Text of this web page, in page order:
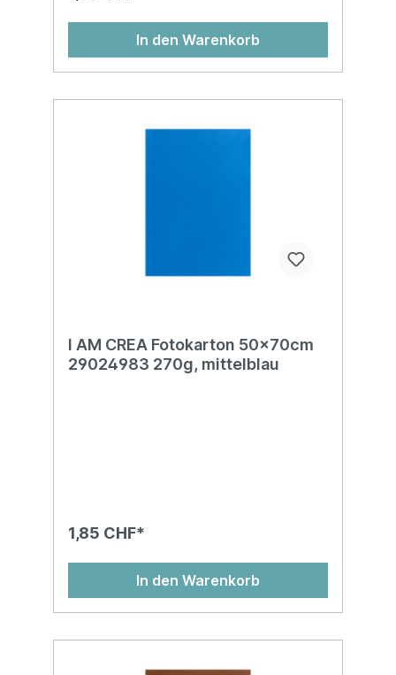
In den Warenkorb
I AM CREA Fotokarton 50x70cm
29024983 270g, mittelblau
1,85 CHF*
In den Warenkorb